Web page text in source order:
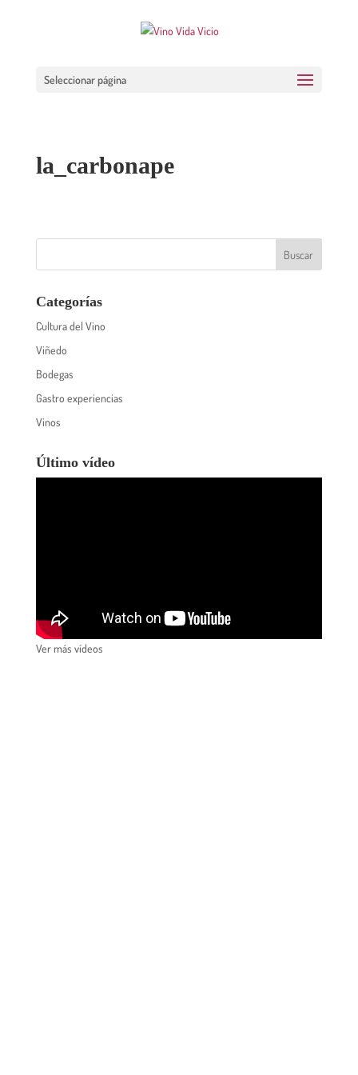
Seleccionar página
la_carbonape
Categorías
Cultura del Vino
Viñedo
Bodegas
Gastro experiencias
Vinos
Último vídeo
Ver más vídeos